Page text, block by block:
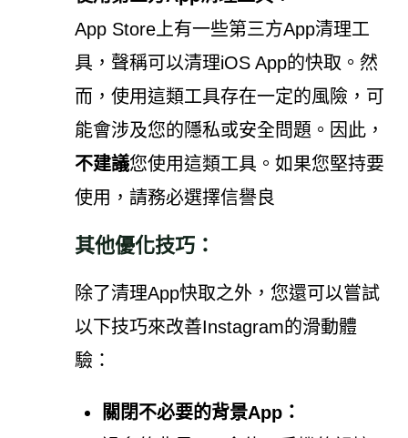
App Store上有一些第三方App清理工
具，聲稱可以清理iOS App的快取。然
而，使用這類工具存在一定的風險，可
能會涉及您的隱私或安全問題。因此，
不建議您使用這類工具。如果您堅持要
使用，請務必選擇信譽良
其他優化技巧：
除了清理App快取之外，您還可以嘗試
以下技巧來改善Instagram的滑動體
驗：
關閉不必要的背景App：